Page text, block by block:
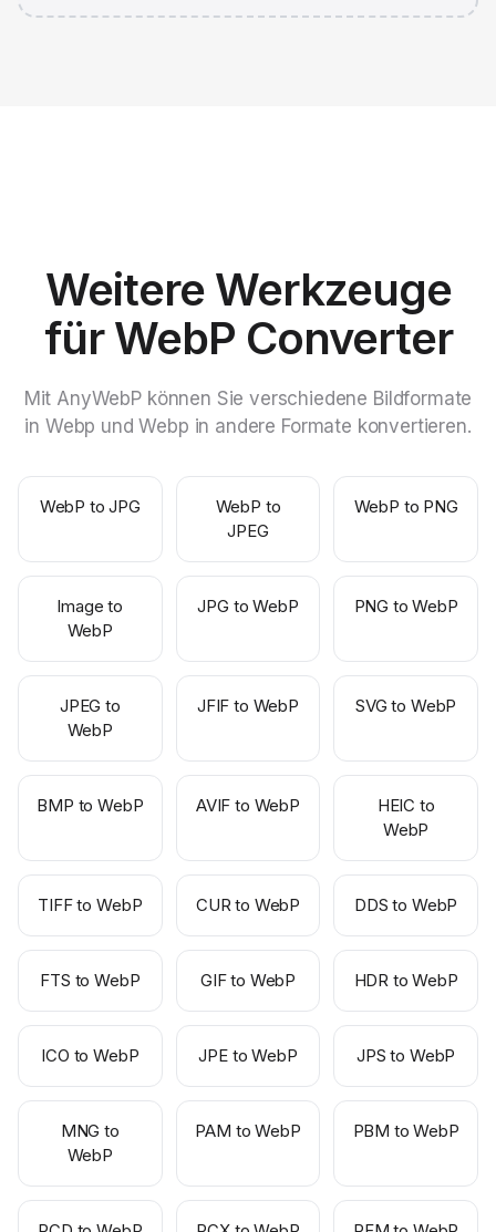
Weitere Werkzeuge
für WebP Converter
Mit AnyWebP können Sie verschiedene Bildformate
in Webp und Webp in andere Formate konvertieren.
WebP to JPG
WebP to
JPEG
WebP to PNG
Image to
WebP
JPG to WebP PNG to WebP
JPEG to
WebP
JFIF to WebP SVG to WebP
BMP to WebP AVIF to WebP
HEIC to
WebP
TIFF to WebP CUR to WebP DDS to WebP
FTS to WebP GIF to WebP HDR to WebP
ICO to WebP JPE to WebP JPS to WebP
MNG to
WebP
PAM to WebP PBM to WebP